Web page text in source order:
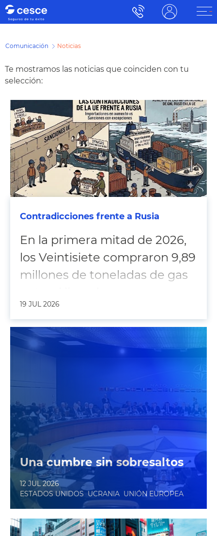
Comunicación Noticias
Te mostramos las noticias que coinciden con tu
selección:
Contradicciones frente a Rusia
En la primera mitad de 2026,
los Veintisiete compraron 9,89
millones de toneladas de gas
procedente de la planta de
Yamal, ubicada en Siberia.
19 JUL 2026
Una cumbre sin sobresaltos
12 JUL 2026
ESTADOS UNIDOS UCRANIA UNIÓN EUROPEA